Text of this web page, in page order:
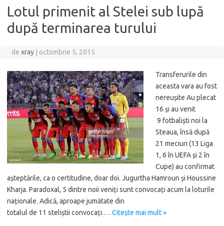
Lotul primenit al Stelei sub lupă
după terminarea turului
de xray octombrie 5, 2015
Transferurile din
aceasta vara au fost
nereușite Au plecat
16 și au venit
9 fotbaliști noi la
Steaua, însă după
21 meciuri (13 Liga
1, 6 în UEFA și 2 în
Cupe) au confirmat
așteptările, ca o certitudine, doar doi. Jugurtha Hamroun și Houssine
Kharja. Paradoxal, 5 dintre noii veniți sunt convocați acum la loturile
naționale. Adică, aproape jumătate din
totalul de 11 steliștii convocați.… Citește mai mult »